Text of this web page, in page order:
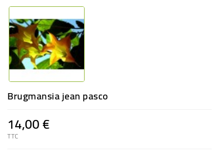
ENGRAIS
OFFRES
SPÉCIALES
PLANTES
PARFUMÉES
Brugmansia jean pasco
14,00 €
TTC